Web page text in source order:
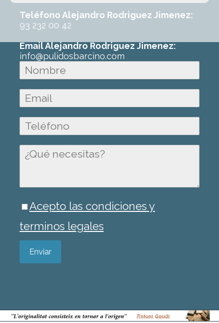
Teléfono Alejandro Rodriguez Jimenez:
93 232 00 42
Email Alejandro Rodriguez Jimenez:
info@pulidosbarcino.com
Acepto las condiciones y
terminos legales
Enviar